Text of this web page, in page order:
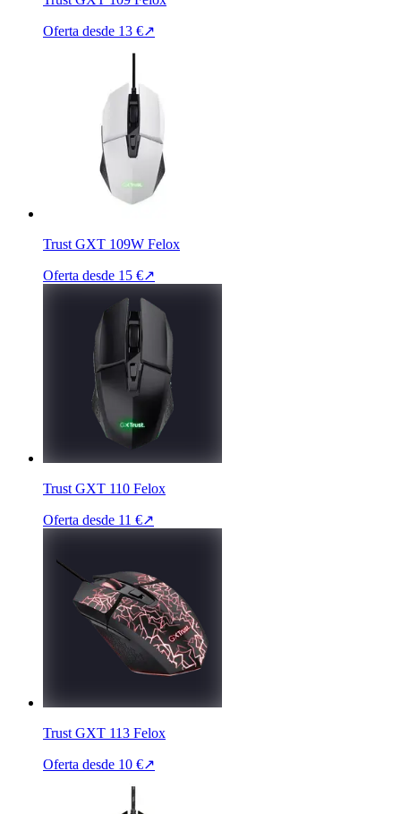
Oferta desde 13 €↗
Trust GXT 109W Felox
Oferta desde 15 €↗
Trust GXT 110 Felox
Oferta desde 11 €↗
Trust GXT 113 Felox
Oferta desde 10 €↗